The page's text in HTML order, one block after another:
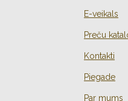
E-veikals
Preču
Kontakti
Piegade
Par mums